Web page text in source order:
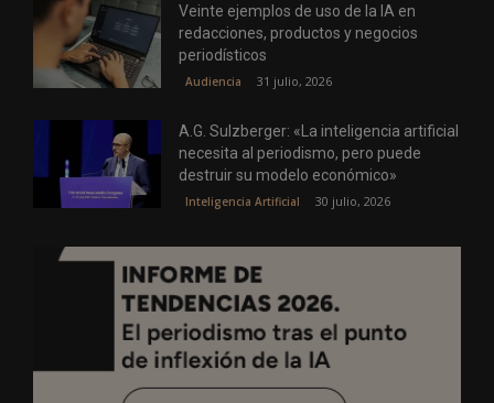
Veinte ejemplos de uso de la IA en
redacciones, productos y negocios
periodísticos
Audiencia 31 julio, 2026
A.G. Sulzberger: «La inteligencia artificial
necesita al periodismo, pero puede
destruir su modelo económico»
Inteligencia Artificial 30 julio, 2026